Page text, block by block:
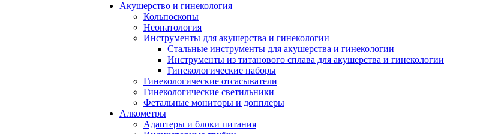
Акушерство и гинекология
Кольпоскопы
Неонатология
Инструменты для акушерства и гинекологии
Стальные инструменты для акушерства и гинекологии
Инструменты из титанового сплава для акушерства и гинекологии
Гинекологические наборы
Гинекологические отсасыватели
Гинекологические светильники
Фетальные мониторы и допплеры
Алкометры
Адаптеры и блоки питания